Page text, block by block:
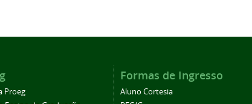
Proeg
Formas de Ingresso
Aluno Cortesia